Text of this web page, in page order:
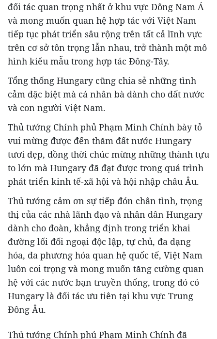
đối tác quan trọng nhất ở khu vực Đông Nam Á
và mong muốn quan hệ hợp tác với Việt Nam
tiếp tục phát triển sâu rộng trên tất cả lĩnh vực
trên cơ sở tôn trọng lẫn nhau, trở thành một mô
hình kiểu mẫu trong hợp tác Đông-Tây.
Tổng thống Hungary cũng chia sẻ những tình
cảm đặc biệt mà cá nhân bà dành cho đất nước
và con người Việt Nam.
Thủ tướng Chính phủ Phạm Minh Chính bày tỏ
vui mừng được đến thăm đất nước Hungary
tươi đẹp, đồng thời chúc mừng những thành tựu
to lớn mà Hungary đã đạt được trong quá trình
phát triển kinh tế-xã hội và hội nhập châu Âu.
Thủ tướng cảm ơn sự tiếp đón chân tình, trọng
thị của các nhà lãnh đạo và nhân dân Hungary
dành cho đoàn, khẳng định trong triển khai
đường lối đối ngoại độc lập, tự chủ, đa dạng
hóa, đa phương hóa quan hệ quốc tế, Việt Nam
luôn coi trọng và mong muốn tăng cường quan
hệ với các nước bạn truyền thống, trong đó có
Hungary là đối tác ưu tiên tại khu vực Trung
Đông Âu.
Thủ tướng Chính phủ Phạm Minh Chính đã